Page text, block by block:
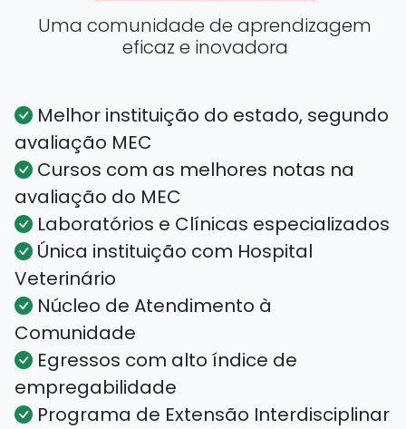
Uma comunidade de aprendizagem
eficaz e inovadora
Melhor instituição do estado, segundo
avaliação MEC
Cursos com as melhores notas na
avaliação do MEC
Laboratórios e Clínicas especializados
Única instituição com Hospital
Veterinário
Núcleo de Atendimento à
Comunidade
Egressos com alto índice de
empregabilidade
Programa de Extensão Interdisciplinar